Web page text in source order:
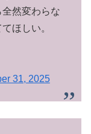
然変わらな
ほしい。
31, 2025